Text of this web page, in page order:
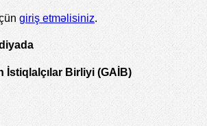
giriş etməlisiniz.
İstiqlalçılar Birliyi (GAİB)